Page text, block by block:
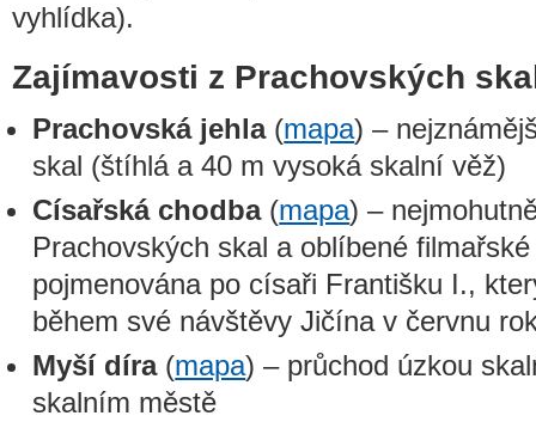
vyhlídka).
Zajímavosti z Prachovských
Prachovská jehla(mapa) –
skal (štíhlá a 40 m vysoká skalní věž)
Císařská chodba(mapa) –
Prachovských skal a oblíbené
pojmenována po císaři Františku I.,
během své návštěvy Jičína v červnu
Myší díra(mapa) – průchod úzkou
skalním městě